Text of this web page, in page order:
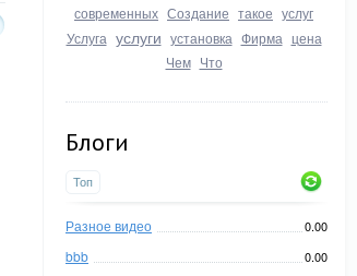
современных Создание такое услуг
Услуга услуги установка Фирма цена
Чем Что
Блоги
Топ
Разное видео 0.00
bbb 0.00